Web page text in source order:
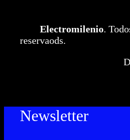
Electromilenio.
reservaods.
Newsletter